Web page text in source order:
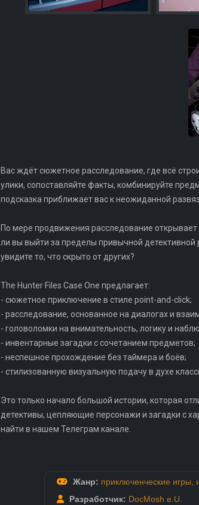
Вас ждёт сюжетное расследование, где всё
улики, сопоставляйте факты, комбинируйте
подсказка приближает вас к неожиданной
По мере продвижения расследование
ли вы выйти за пределы привычной детективной
увидите то, что скрыто от других?
The Hunter Files Case One предлагает:
- сюжетное приключение в стиле point-and-click;
- расследование, основанное на диалогах и
- головоломки на внимательность, логику и
- инвентарные загадки с сочетанием предметов;
- неспешное прохождение без таймера и боёв;
- стилизованную визуальную подачу в духе
Это только начало большой истории, которая
детективы, цепляющие персонажи и загадки с
найти в нашем Телеграм канале.
Жанр: приключенческие игры,
Разработчик: DocMosh e.U.